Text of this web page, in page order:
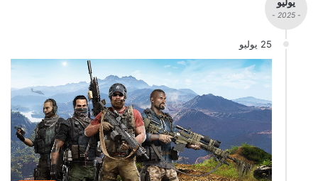
- 2025 -
25 يوليو